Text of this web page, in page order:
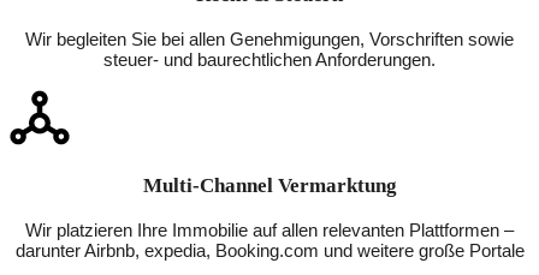
Wir begleiten Sie bei allen Genehmigungen, Vorschriften sowie
steuer- und baurechtlichen Anforderungen.
Multi-Channel Vermarktung
Wir platzieren Ihre Immobilie auf allen relevanten Plattformen –
darunter Airbnb, expedia, Booking.com und weitere große Portale